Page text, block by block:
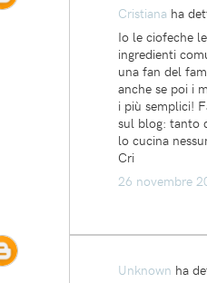
Cristiana ha
Io le ciofeche
ingredienti
una fan del
anche se poi i
i più semplici!
sul blog: tanto
lo cucina
Cri
26 novembre
Unknown ha